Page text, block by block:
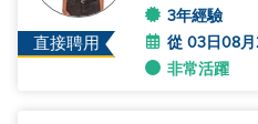
直接聘用
3年經驗
從 03日08
非常活躍